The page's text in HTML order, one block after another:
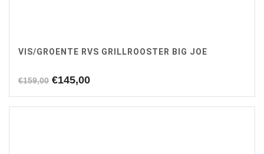
VIS/GROENTE RVS GRILLROOSTER BIG JOE
€159,00 Oorspronkelijke
was:
€145,00Huidige
is: